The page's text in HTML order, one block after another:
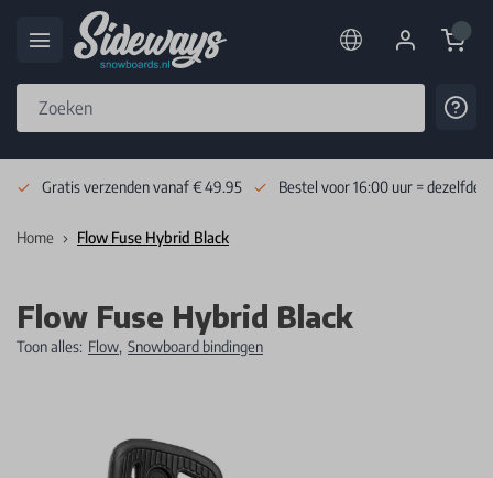
Cart
Gratis verzenden vanaf € 49.95 Bestel voor 16:00 uur = dezelfde
Home Flow Fuse Hybrid Black
Flow Fuse Hybrid Black
Toon alles: Flow, Snowboard bindingen